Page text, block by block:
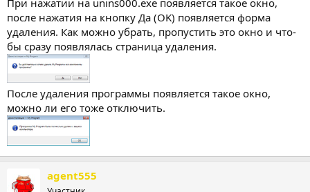
после нажатия на кнопку Да (OK) появляется форма
удаления. Как можно убрать, пропустить это окно и что-
бы сразу появлялась страница удаления.
После удаления программы появляется такое окно,
можно ли его тоже отключить.
agent555